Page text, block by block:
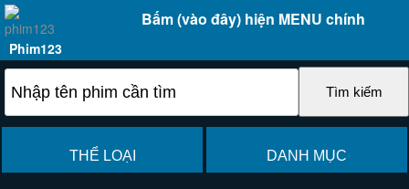
Bấm (vào đây) hiện MENU chính
Phim123
THỂ LOẠI DANH MỤC